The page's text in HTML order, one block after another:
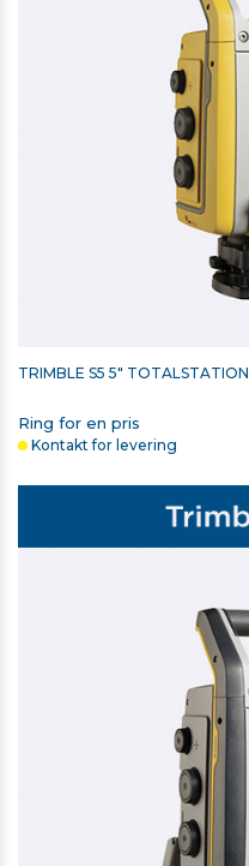
TRIMBLE S5 5" TOTALSTATION
Ring for en pris
Kontakt for levering